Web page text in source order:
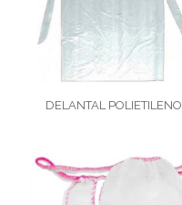
DELANTAL POLIETILENO